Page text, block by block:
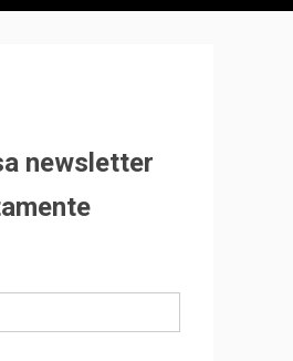
newsletter